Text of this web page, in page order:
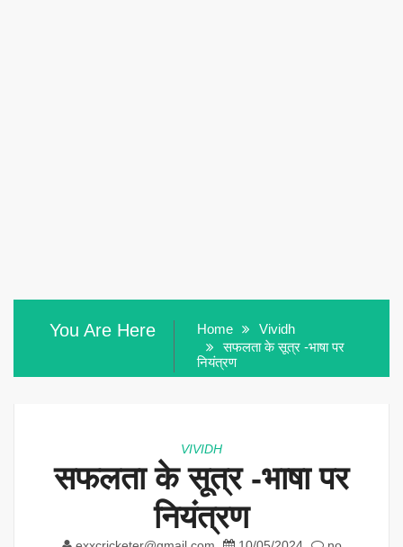
You Are Here Home
Vividh
सफलता के सूत्र -भाषा पर
नियंत्रण
VIVIDH
सफलता के सूत्र -भाषा पर
नियंत्रण